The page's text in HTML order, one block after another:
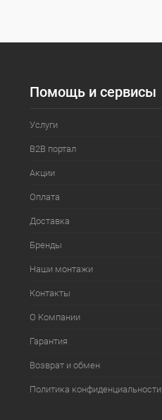
Помощь и сервисы
Услуги
B2B портал
Акции
Оплата
Доставка
Бренды
Наши монтажи
Контакты
О Компании
Гарантия
Возврат и обмен
Политика конфиденциальности